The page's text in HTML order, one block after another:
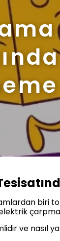
biri
ve nasıl